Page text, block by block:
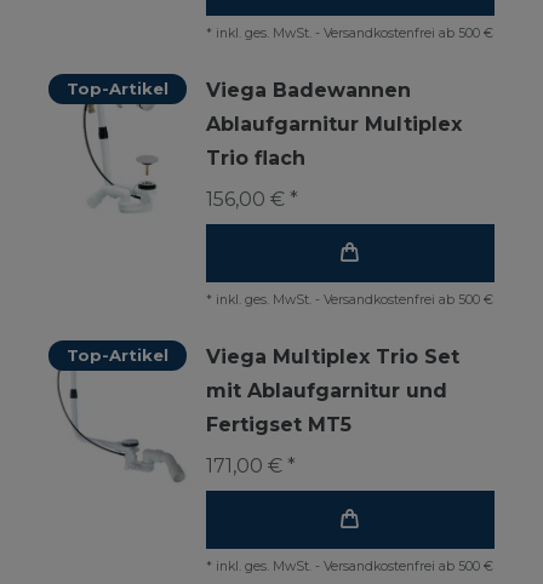
* inkl. ges. MwSt. - Versandkostenfrei ab 500 €
Top-Artikel
Viega Badewannen
Ablaufgarnitur Multiplex
Trio flach
156,00 € *
* inkl. ges. MwSt. - Versandkostenfrei ab 500 €
Top-Artikel
Viega Multiplex Trio Set
mit Ablaufgarnitur und
Fertigset MT5
171,00 € *
* inkl. ges. MwSt. - Versandkostenfrei ab 500 €